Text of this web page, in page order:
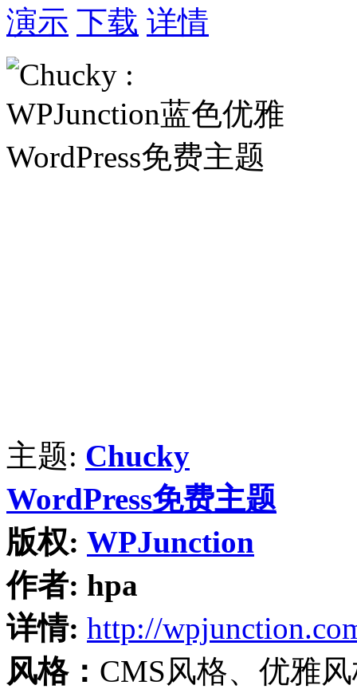
演示 下载 详情
主题: Chucky
WordPress免费主题
版权: WPJunction
作者: hpa
详情: http://
风格： CMS风格、优雅